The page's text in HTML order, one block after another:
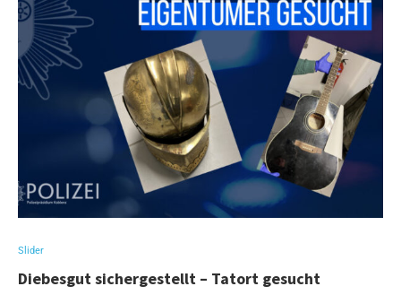
Slider
Diebesgut sichergestellt – Tatort gesucht